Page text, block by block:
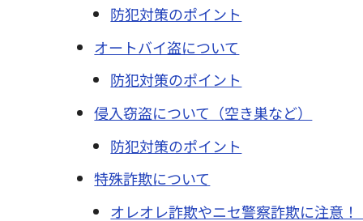
防犯対策のポイント
オートバイ盗について
防犯対策のポイント
侵入窃盗について（空き巣など）
防犯対策のポイント
特殊詐欺について
オレオレ詐欺やニセ警察詐欺に注意！